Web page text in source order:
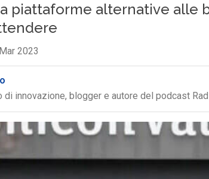
piattaforme alternative alle
2023
di innovazione, blogger e autore del podcast